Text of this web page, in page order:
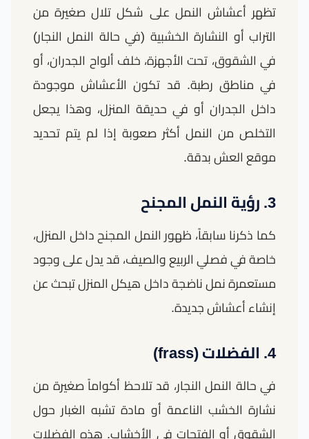
تظهر أعشاش النمل على شكل تلال صغيرة من
التراب أو النشارة الخشبية (في حالة النمل النجار)
في الشقوق، تحت الأجهزة، خلف ألواح الجدران، أو
في مناطق رطبة. قد تكون الأعشاش موجودة
داخل الجدران أو في حديقة المنزل، وهذا يجعل
التخلص من النمل أكثر صعوبة إذا لم يتم تحديد
موقع العش بدقة.
3. رؤية النمل المجنح
كما ذكرنا سابقاً، ظهور النمل المجنح داخل المنزل،
خاصة في فصلي الربيع والصيف، قد يدل على وجود
مستعمرة نمل ناضجة داخل هيكل المنزل تبحث عن
إنشاء أعشاش جديدة.
4. الفضلات (frass)
في حالة النمل النجار، قد تلاحظ أكواماً صغيرة من
نشارة الخشب الناعمة أو مادة تشبه الغبار حول
الشقوق أو الفتحات في الأخشاب. هذه الفضلات